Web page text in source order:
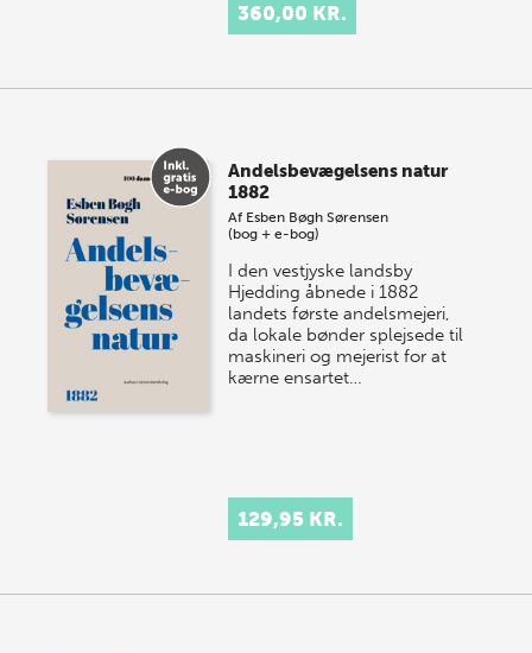
360,00 KR.
Andelsbevægelsens natur
1882
Af Esben Bøgh Sørensen
(bog + e-bog)
I den vestjyske landsby
Hjedding åbnede i 1882
landets første andelsmejeri,
da lokale bønder splejsede til
maskineri og mejerist for at
kærne ensartet…
129,95 KR.